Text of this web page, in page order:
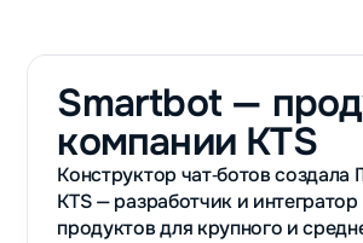
Smartbot —
компании KTS
Конструктор чат‑ботов создала
KTS — разработчик и
продуктов для крупного и